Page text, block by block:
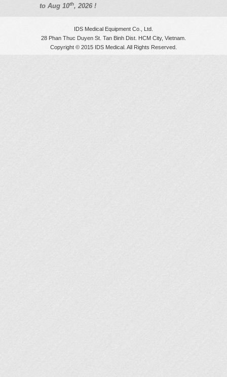
to Aug 10th, 2026 !
IDS Medical Equipment Co., Ltd.
28 Phan Thuc Duyen St. Tan Binh Dist. HCM City, Vietnam.
Copyright © 2015 IDS Medical. All Rights Reserved.